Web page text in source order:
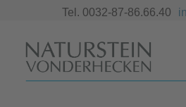
Tel. 0032-87-86.66.40